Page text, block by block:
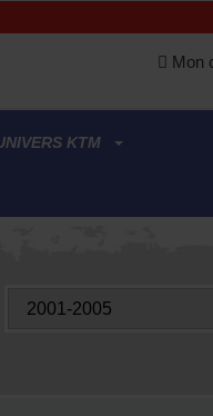
Mon
KTM